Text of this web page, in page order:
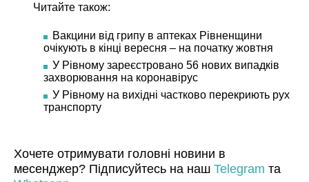
Читайте також:
Вакцини від грипу в аптеках Рівненщини
очікують в кінці вересня – на початку жовтня
У Рівному зареєстровано 56 нових випадків
захворювання на коронавірус
У Рівному на вихідні частково перекриють рух
транспорту
Хочете отримувати головні новини в
месенджер? Підписуйтесь на наш Telegram та